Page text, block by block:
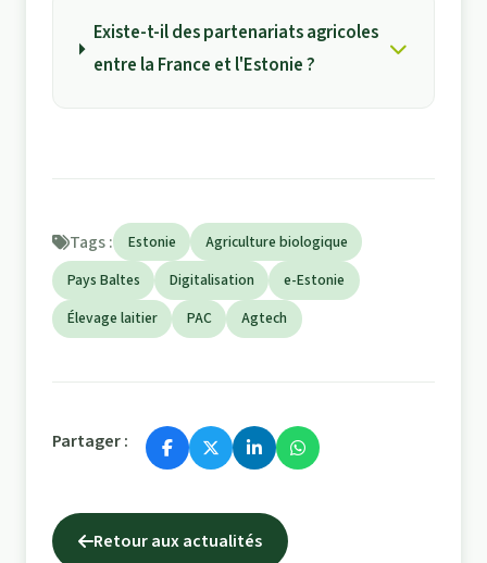
Existe-t-il des partenariats agricoles
entre la France et l'Estonie ?
Tags : Estonie
Agriculture biologique
Pays Baltes
Digitalisation
e-Estonie
Élevage laitier
PAC Agtech
Partager :
Retour aux actualités